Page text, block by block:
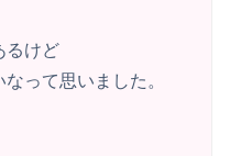
るけど
って思いました。